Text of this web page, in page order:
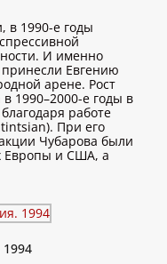
в 1990-е годы
И именно
Евгению
арене. Рост
1990–2000-е годы в
работе
При его
Чубарова были
Европы и США, а
1994